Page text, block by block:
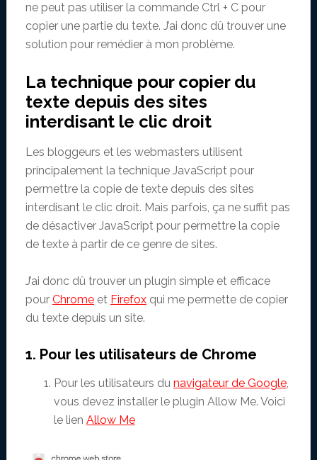
ne peut pas utiliser la commande Ctrl + C pour
copier une partie du texte. J’ai donc dû trouver une
solution pour remédier à mon problème.
La technique pour copier du
texte depuis des sites
interdisant le clic droit
Les bloggeurs et les webmasters utilisent
principalement la technique JavaScript pour
permettre la copie de texte depuis des sites
interdisant le clic droit. Mais parfois, ça ne suffit pas
de désactiver JavaScript pour permettre la copie
de texte à partir de ce genre de sites.
J’ai donc dû trouver un plugin simple et efficace
pour Chromeet Firefoxqui me permette de copier
du texte depuis un site.
1. Pour les utilisateurs de Chrome
Pour les utilisateurs du navigateur de Google,
vous devez installer le plugin Allow Me. Voici
le lien Allow Me